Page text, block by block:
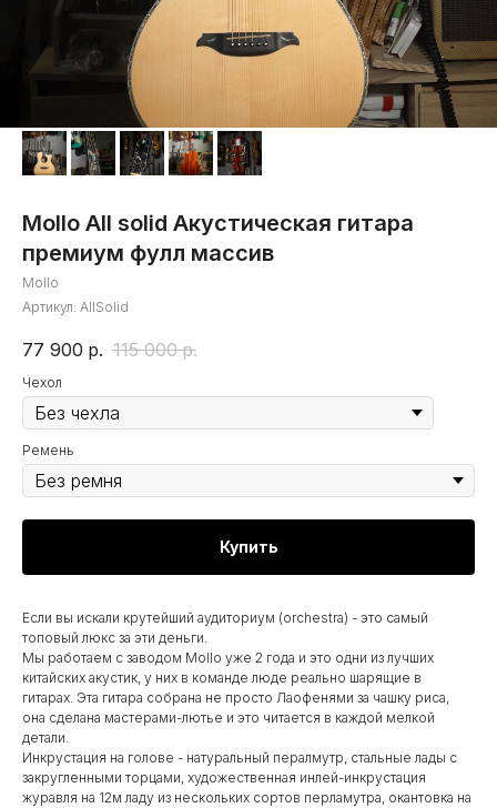
Mollo All solid Акустическая гитара
премиум фулл массив
Mollo
Артикул: AllSolid
77 900 р. 115 000 р.
Чехол
Ремень
Купить
Если вы искали крутейший аудиториум (orchestra) - это самый
топовый люкс за эти деньги.
Мы работаем с заводом Mollo уже 2 года и это одни из лучших
китайских акустик, у них в команде люде реально шарящие в
гитарах. Эта гитара собрана не просто Лаофенями за чашку риса,
она сделана мастерами-лютье и это читается в каждой мелкой
детали.
Инкрустация на голове - натуральный пералмутр, стальные лады с
закругленными торцами, художественная инлей-инкрустация
журавля на 12м ладу из нескольких сортов перламутра, окантовка на